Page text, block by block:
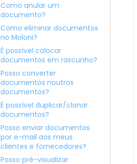
Como anular um
documento?
Como eliminar documentos
no Moloni?
É possível colocar
documentos em rascunho?
Posso converter
documentos noutros
documentos?
É possível duplicar/clonar
documentos?
Posso enviar documentos
por e-mail aos meus
clientes e fornecedores?
Posso pré-visualizar